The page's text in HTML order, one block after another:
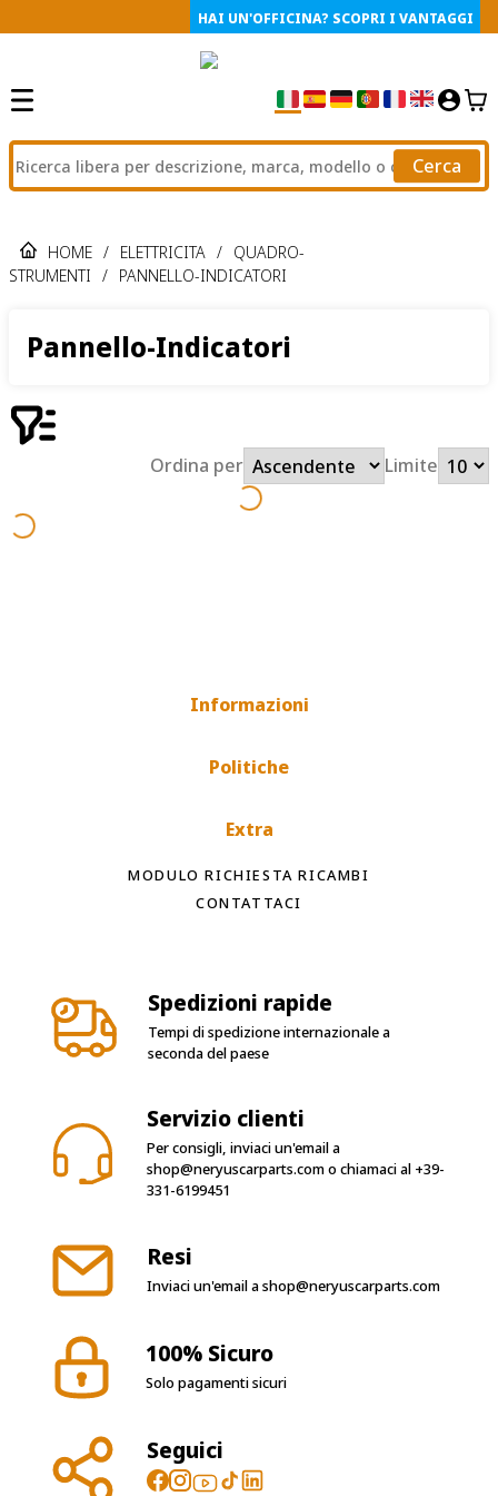
HAI UN'OFFICINA? SCOPRI I VANTAGGI
Cerca
HOME / ELETTRICITA / QUADRO-
STRUMENTI / PANNELLO-INDICATORI
Pannello-Indicatori
Ordina per Limite
Informazioni
Politiche
Extra
MODULO RICHIESTA RICAMBI
CONTATTACI
Spedizioni rapide
Tempi di spedizione internazionale a
seconda del paese
Servizio clienti
Per consigli, inviaci un'email a
shop@neryuscarparts.como chiamaci al +39-
331-6199451
Resi
Inviaci un'email ashop@neryuscarparts.com
100% Sicuro
Solo pagamenti sicuri
Seguici